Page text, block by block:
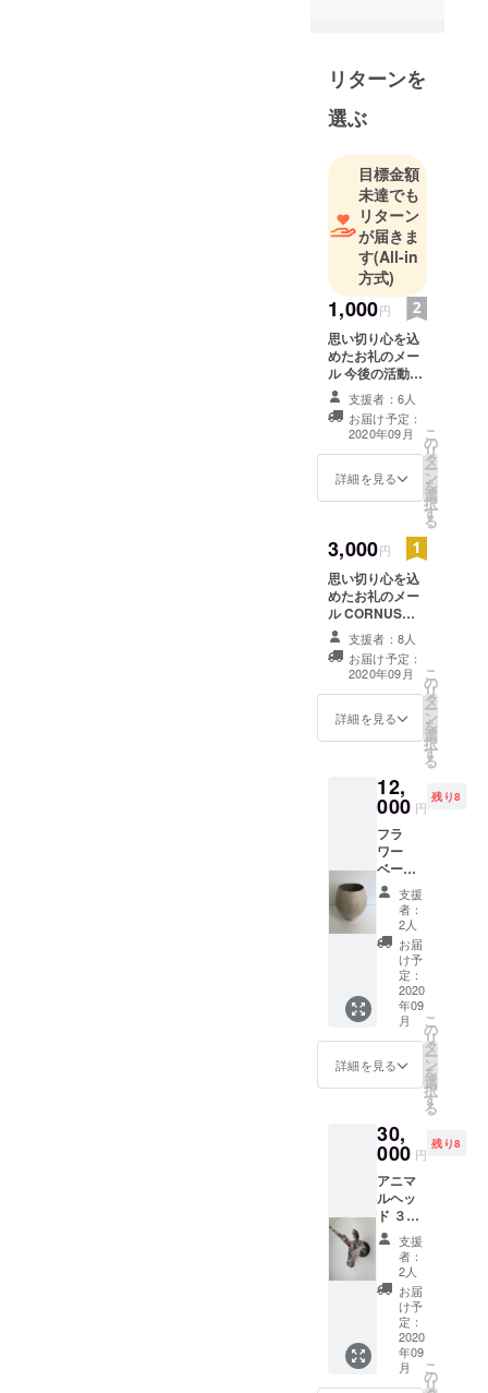
リターンを
選ぶ
目標金額
未達でも
リターン
が届きま
す(All-in
方式)
1,000円
思い切り心を込
めたお礼のメー
ル 今後の活動報
告
支援者：6人
お届け予定：
2020年09月
詳細を見る
こ
の
リ
タ
ー
ン
を
選
択
す
る
3,000円
思い切り心を込
めたお礼のメー
ル CORNUSの
ポストカード３
枚 支援者：8人
お届け予定：
2020年09月
詳細を見る
こ
の
リ
タ
ー
ン
を
選
択
す
る
12,
000 円
残り8
フラ
ワー
ベー
ス 3つ
の中か
ら 形
を選ん
でくだ
さい 防
水では
ありま
せん。
中に瓶
を入れ
てお使
いくだ
支援
者：
2人
お届
け予
定：
2020
年09
月
詳細を見る
こ
の
リ
タ
ー
ン
を
選
択
す
る
30,
000 円
残り8
アニマ
ルヘッ
ド ３つ
の形か
ら選ん
でくだ
さい。
台座の
色も選
べま
す。 ユ
ニコー
支援
者：
2人
お届
け予
定：
2020
年09
月
こ
の
リ